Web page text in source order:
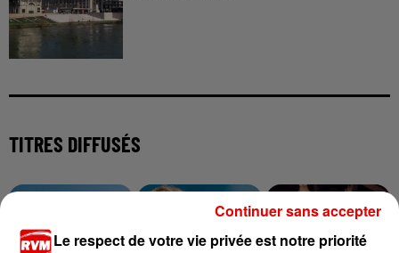
TITRES DIFFUSÉS
12h54
12h54
Le respect de votre vie privée est notre priorité
Continuer sans accepter